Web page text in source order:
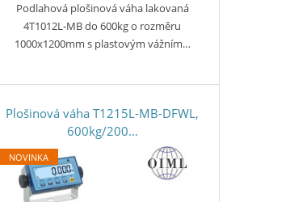
Podlahová plošinová váha lakovaná
4T1012L-MB do 600kg o rozměru
1000x1200mm s plastovým vážním…
Plošinová váha T1215L-MB-DFWL,
600kg/200…
NOVINKA